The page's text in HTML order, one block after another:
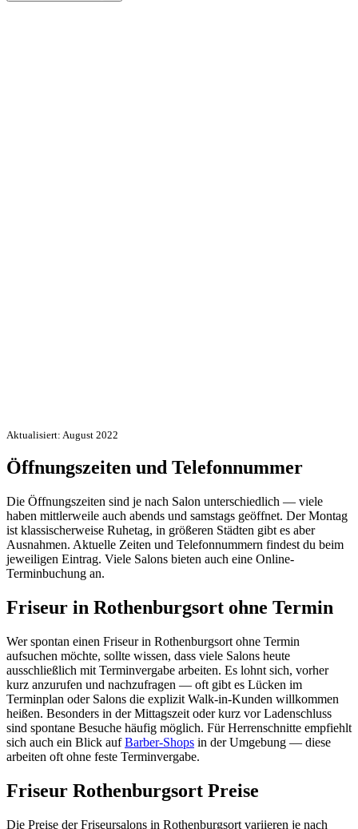
Aktualisiert: August 2022
Öffnungszeiten und Telefonnummer
Die Öffnungszeiten sind je nach Salon unterschiedlich — viele
haben mittlerweile auch abends und samstags geöffnet. Der Montag
ist klassischerweise Ruhetag, in größeren Städten gibt es aber
Ausnahmen. Aktuelle Zeiten und Telefonnummern findest du beim
jeweiligen Eintrag. Viele Salons bieten auch eine Online-
Terminbuchung an.
Friseur in Rothenburgsort ohne Termin
Wer spontan einen Friseur in Rothenburgsort ohne Termin
aufsuchen möchte, sollte wissen, dass viele Salons heute
ausschließlich mit Terminvergabe arbeiten. Es lohnt sich, vorher
kurz anzurufen und nachzufragen — oft gibt es Lücken im
Terminplan oder Salons die explizit Walk-in-Kunden willkommen
heißen. Besonders in der Mittagszeit oder kurz vor Ladenschluss
sind spontane Besuche häufig möglich. Für Herrenschnitte empfiehlt
sich auch ein Blick aufBarber-Shops in der Umgebung — diese
arbeiten oft ohne feste Terminvergabe.
Friseur Rothenburgsort Preise
Die Preise der Friseursalons in Rothenburgsort variieren je nach